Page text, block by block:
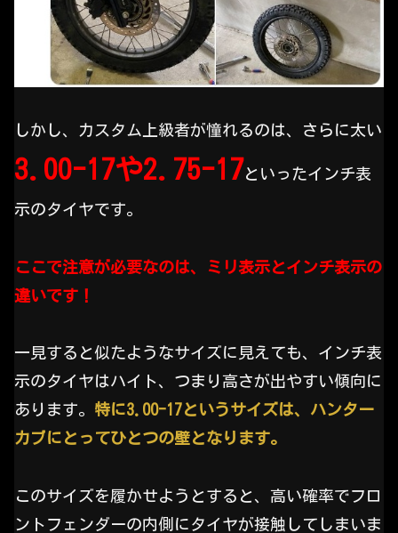
しかし、カスタム上級者が憧れるのは、さらに太い
3.00-17や2.75-17といったインチ表
示のタイヤです。
ここで注意が必要なのは、ミリ表示とインチ表示の
違いです！
一見すると似たようなサイズに見えても、インチ表
示のタイヤはハイト、つまり高さが出やすい傾向に
あります。 特に3.00-17というサイズは、ハンター
カブにとってひとつの壁となります。
このサイズを履かせようとすると、高い確率でフロ
ントフェンダーの内側にタイヤが接触してしまいま